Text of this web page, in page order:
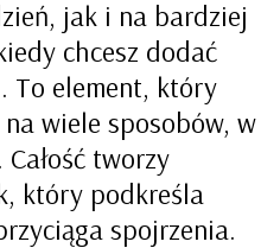
jak i na bardziej
chcesz dodać
To element, który
wiele sposobów, w
tworzy
który podkreśla
spojrzenia.